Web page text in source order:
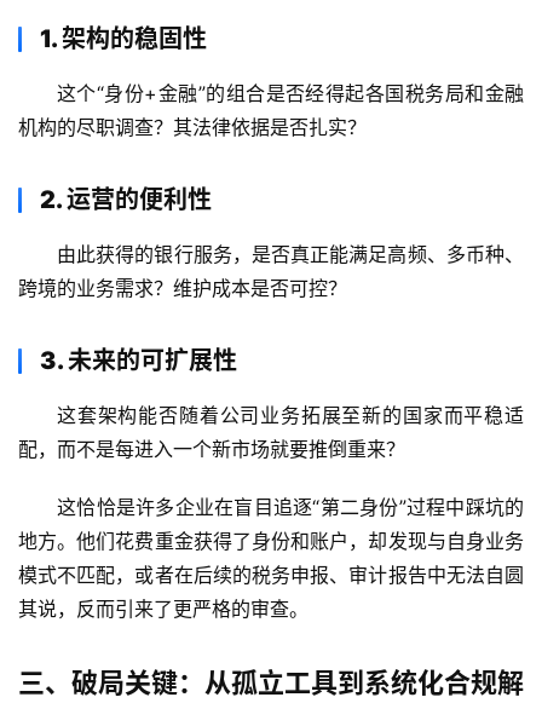
1. 架构的稳固性
这个“身份+金融”的组合是否经得起各国税务局和金融
机构的尽职调查？其法律依据是否扎实？
2. 运营的便利性
由此获得的银行服务，是否真正能满足高频、多币种、
跨境的业务需求？维护成本是否可控？
3. 未来的可扩展性
这套架构能否随着公司业务拓展至新的国家而平稳适
配，而不是每进入一个新市场就要推倒重来？
这恰恰是许多企业在盲目追逐“第二身份”过程中踩坑的
地方。他们花费重金获得了身份和账户，却发现与自身业务
模式不匹配，或者在后续的税务申报、审计报告中无法自圆
其说，反而引来了更严格的审查。
三、破局关键：从孤立工具到系统化合规解